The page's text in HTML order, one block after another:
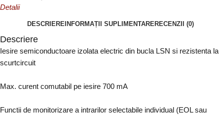
Detalii
DESCRIEREINFORMAȚII SUPLIMENTARERECENZII (0)
Descriere
Iesire semiconductoare izolata electric din bucla LSN si rezistenta la
scurtcircuit
Max. curent comutabil pe iesire 700 mA
Functii de monitorizare a intrarilor selectabile individual (EOL sau